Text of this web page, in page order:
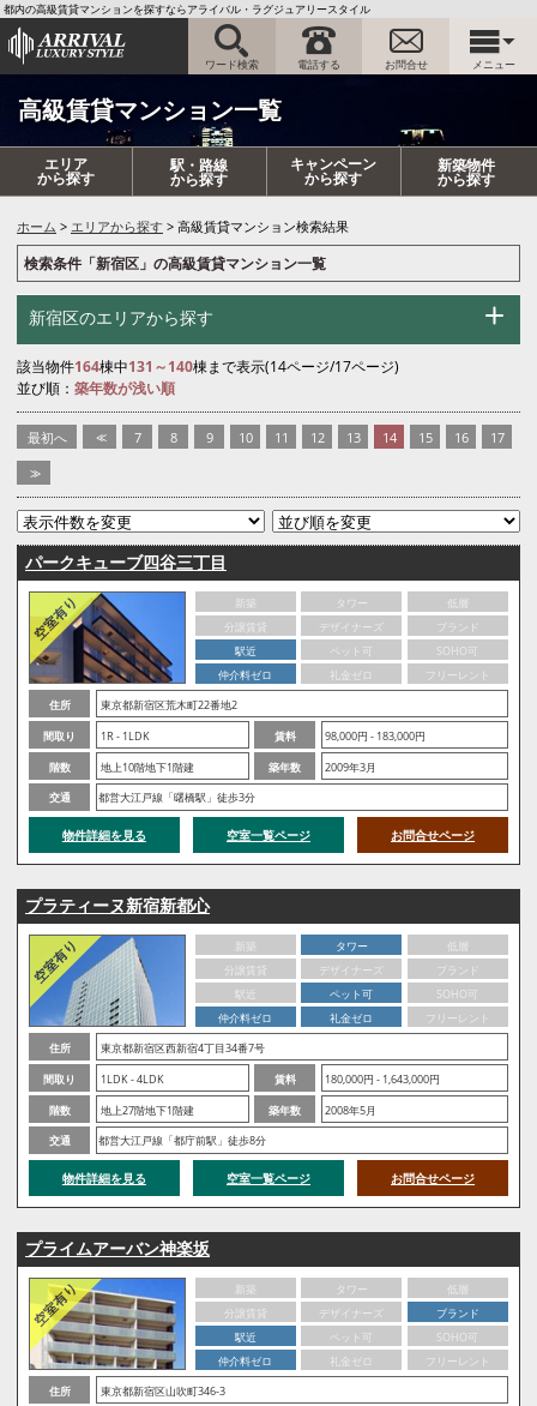
都内の高級賃貸マンションを探すならアライバル・ラグジュアリースタイル
ワード検索 電話する お問合せ メニュー
高級賃貸マンション一覧
エリア
から探す
駅・路線
から探す
キャンペーン
から探す
新築物件
から探す
ホーム エリアから探す 高級賃貸マンション検索結果
検索条件「新宿区」の高級賃貸マンション一覧
新宿区のエリアから探す
該当物件164棟中131～140棟まで表示(14ページ/17ページ)
並び順： 築年数が浅い順
最初へ << 7 8 9 10 11 12 13 14 15 16
17
>>
パークキューブ四谷三丁目
新築 タワー
低層
分譲賃貸
デザイナーズ
ブランド
駅近
ペット可
SOHO可
仲介料ゼロ
礼金ゼロ
フリーレント
住所
東京都新宿区荒木町22番地2
間取り
1R - 1LDK 賃料
98,000円 - 183,000円
階数
地上10階地下1階建 築年数
2009年3月
交通
都営大江戸線「曙橋駅」徒歩3分
物件詳細を見る 空室一覧ページ お問合せページ
プラティーヌ新宿新都心
新築 タワー
低層
分譲賃貸
デザイナーズ
ブランド
駅近
ペット可
SOHO可
仲介料ゼロ
礼金ゼロ
フリーレント
住所
東京都新宿区西新宿4丁目34番7号
間取り
1LDK - 4LDK 賃料
180,000円 - 1,643,000円
階数
地上27階地下1階建 築年数
2008年5月
交通
都営大江戸線「都庁前駅」徒歩8分
物件詳細を見る 空室一覧ページ お問合せページ
プライムアーバン神楽坂
新築 タワー
低層
分譲賃貸
デザイナーズ
ブランド
駅近
ペット可
SOHO可
仲介料ゼロ
礼金ゼロ
フリーレント
住所
東京都新宿区山吹町346-3